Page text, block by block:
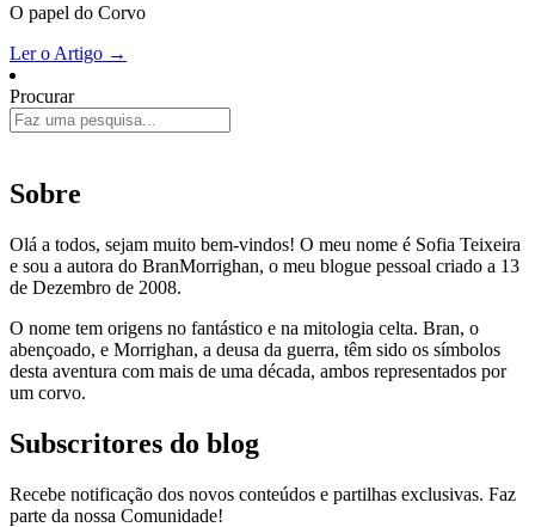
O papel do Corvo
Ler o Artigo →
Procurar
Sobre
Olá a todos, sejam muito bem-vindos! O meu nome é Sofia Teixeira
e sou a autora do BranMorrighan, o meu blogue pessoal criado a 13
de Dezembro de 2008.
O nome tem origens no fantástico e na mitologia celta. Bran, o
abençoado, e Morrighan, a deusa da guerra, têm sido os símbolos
desta aventura com mais de uma década, ambos representados por
um corvo.
Subscritores do blog
Recebe notificação dos novos conteúdos e partilhas exclusivas. Faz
parte da nossa Comunidade!